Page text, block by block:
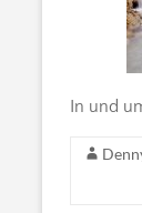
In und